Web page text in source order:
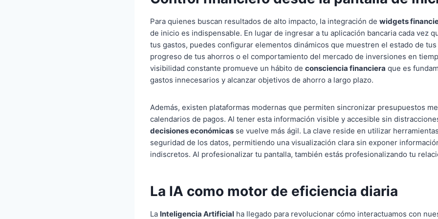
Para quienes buscan resultados de alto impacto, la integración de widgets
de inicio es indispensable. En lugar de ingresar a tu aplicación bancaria cada vez
tus gastos, puedes configurar elementos dinámicos que muestren el estado de
progreso de tus ahorros o el comportamiento del mercado de inversiones en
visibilidad constante promueve un hábito de consciencia financiera que es
gastos innecesarios y alcanzar objetivos de ahorro a largo plazo.
Además, existen plataformas modernas que permiten sincronizar presupuestos
calendarios de pagos. Al tener esta información visible y accesible sin
decisiones económicas se vuelve más ágil. La clave reside en utilizar
seguridad de los datos, permitiendo una visualización clara sin exponer
indiscretos. Al profesionalizar tu pantalla, también estás profesionalizando tu
La IA como motor de eficiencia diaria
La Inteligencia Artificial ha llegado para revolucionar cómo interactuamos con